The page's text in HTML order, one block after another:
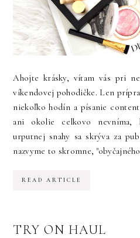
Ahojte krásky, vítam vás pri
víkendovej pohodičke. Len
niekoľko hodín a písanie
ani okolie celkovo nevníma,
urputnej snahy sa skrýva za
nazvyme to skromne,
READ ARTICLE
TRY ON HAUL